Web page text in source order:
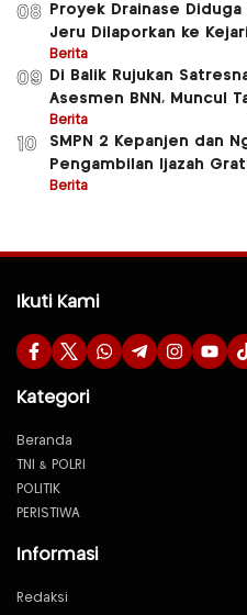
08
Proyek Drainase
Jeru Dilaporkan ke
Berita
09
Di Balik Rujukan
Asesmen BNN, Muncul
Berita
10
SMPN 2 Kepanjen dan
Pengambilan Ijazah
Berita
Ikuti Kami
Kategori
Beranda
TNI & POLRI
POLITIK
PERISTIWA
Informasi
Redaksi